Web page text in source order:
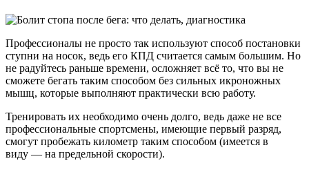
Профессионалы не просто так используют способ постановки
ступни на носок, ведь его КПД считается самым большим. Но
не радуйтесь раньше времени, осложняет всё то, что вы не
сможете бегать таким способом без сильных икроножных
мышц, которые выполняют практически всю работу.
Тренировать их необходимо очень долго, ведь даже не все
профессиональные спортсмены, имеющие первый разряд,
смогут пробежать километр таким способом (имеется в
виду — на предельной скорости).